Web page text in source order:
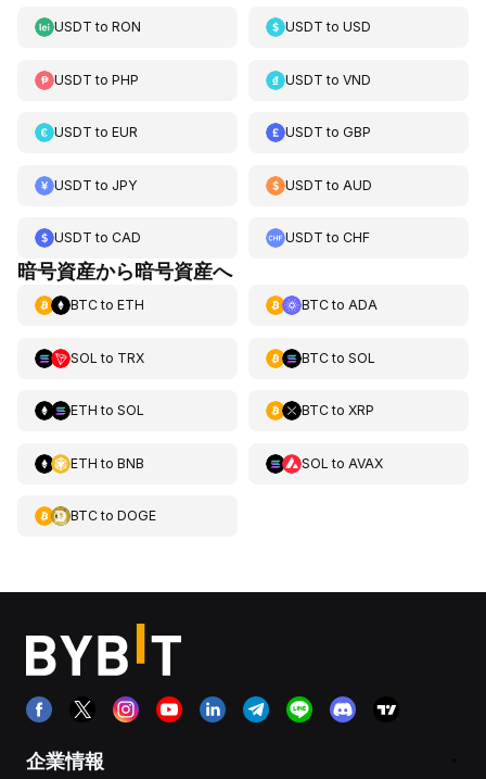
USDT to RON USDT toUSD
USDT to PHP USDT toVND
USDT to EUR USDT toGBP
USDT to JPY USDT to AUD
USDT to CAD USDT toCHF
暗号資産から暗号資産へ
BTCto ETH BTCto ADA
SOL to TRX BTCto SOL
ETH to SOL BTCto XRP
ETH to BNB SOL to AVAX
BTCto DOGE
企業情報